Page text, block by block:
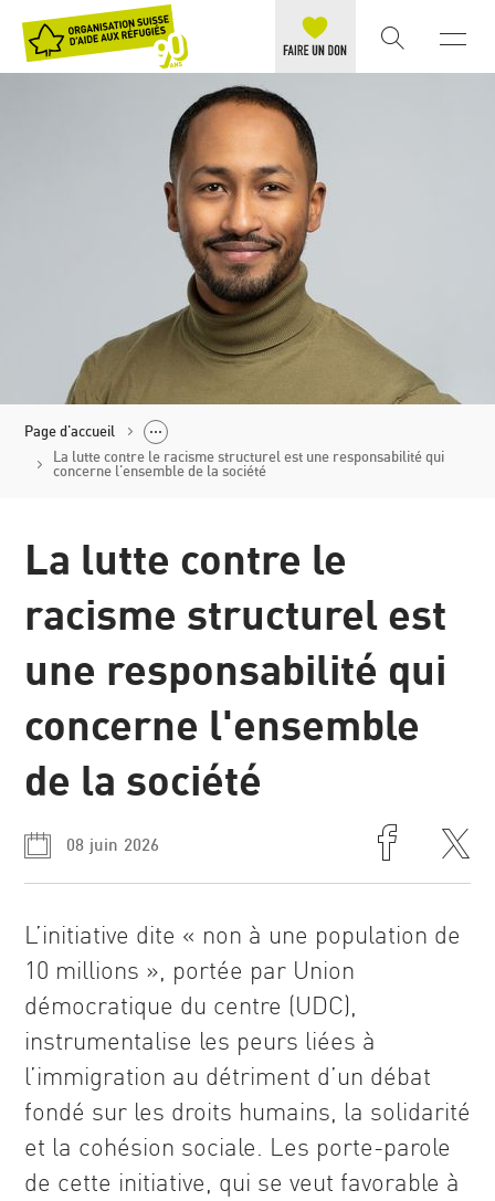
Page d'accueil
La lutte contre le racisme structurel est une responsabilité qui
concerne l'ensemble de la société
La lutte contre le
racisme structurel est
une responsabilité qui
concerne l'ensemble
de la société
08 juin 2026
L’initiative dite « non à une population de
10 millions », portée par Union
démocratique du centre (UDC),
instrumentalise les peurs liées à
l’immigration au détriment d’un débat
fondé sur les droits humains, la solidarité
et la cohésion sociale. Les porte-parole
de cette initiative, qui se veut favorable à